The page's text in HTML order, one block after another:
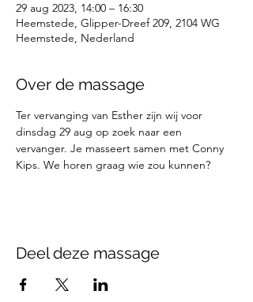
29 aug 2023, 14:00 – 16:30
Heemstede, Glipper-Dreef 209, 2104 WG
Heemstede, Nederland
Over de massage
Ter vervanging van Esther zijn wij voor
dinsdag 29 aug op zoek naar een
vervanger. Je masseert samen met Conny
Kips. We horen graag wie zou kunnen?
Deel deze massage